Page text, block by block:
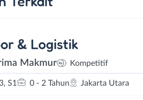
& Logistik
Makmur Kompetitif
S1 0 - 2 Tahun Jakarta Utara